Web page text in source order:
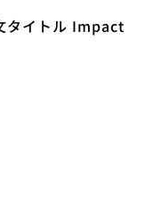
イトル Impact